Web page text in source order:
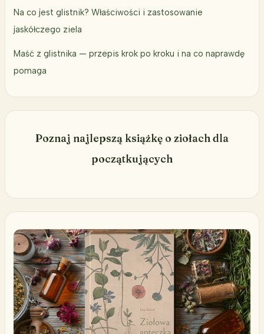
Na co jest glistnik? Właściwości i zastosowanie
jaskółczego ziela
Maść z glistnika — przepis krok po kroku i na co naprawdę
pomaga
Poznaj najlepszą książkę o ziołach dla
początkujących